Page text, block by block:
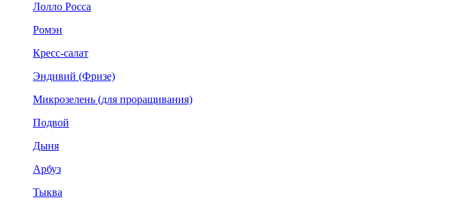
Лолло Росса
Ромэн
Кресс-салат
Эндивий (Фризе)
Микрозелень (для проращивания)
Подвой
Дыня
Арбуз
Тыква